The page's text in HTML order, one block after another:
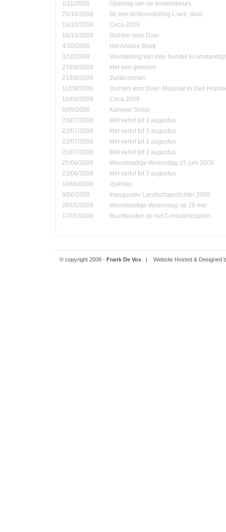
1/11/2008
Opening van de boekenbeurs
25/10/2008
Bij een tentoonstelling L'oeil, donc
19/10/2008
Circa 2008
16/10/2008
Dichten voor Doel
4/10/2008
Het Andere Boek
3/10/2008
Voorstelling van mijn bundel In
27/09/2008
Met een glimlach
21/09/2008
Zuiderzinnen
11/09/2008
Dichten voor Doel- Muzeval in Den
10/09/2008
Circa 2008
6/09/2008
Karwoel Sirbal
23/07/2008
Met verlof tot 3 augustus
22/07/2008
Met verlof tot 3 augustus
22/07/2008
Met verlof tot 3 augustus
21/07/2008
Met verlof tot 3 augustus
25/06/2008
Woorddadige Woensdag 25 juni 2008
23/06/2008
Met verlof tot 3 augustus
10/06/2008
Quirilian
8/06/2008
Inauguratie Landschapsdichter 2008
28/05/2008
Woorddadige Woensdag op 28 mei
17/05/2008
Buurtfeesten op het Conscienceplein
© copyright 2008 - Frank De Vos| Website Hosted & Designed